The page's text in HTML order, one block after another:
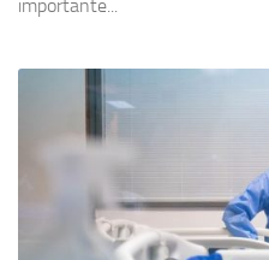
importante...